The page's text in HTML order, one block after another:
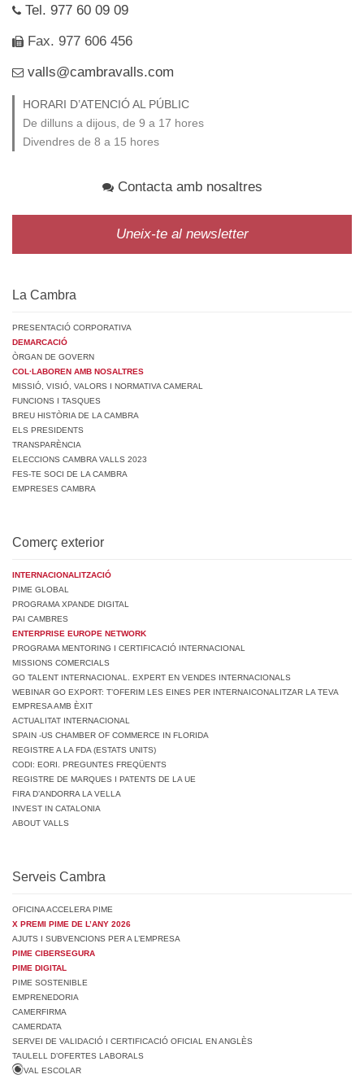
Tel. 977 60 09 09
Fax. 977 606 456
valls@cambravalls.com
HORARI D’ATENCIÓ AL PÚBLIC
De dilluns a dijous, de 9 a 17 hores
Divendres de 8 a 15 hores
Contacta amb nosaltres
Uneix-te al newsletter
La Cambra
PRESENTACIÓ CORPORATIVA
DEMARCACIÓ
ÒRGAN DE GOVERN
COL·LABOREN AMB NOSALTRES
MISSIÓ, VISIÓ, VALORS I NORMATIVA CAMERAL
FUNCIONS I TASQUES
BREU HISTÒRIA DE LA CAMBRA
ELS PRESIDENTS
TRANSPARÈNCIA
ELECCIONS CAMBRA VALLS 2023
FES-TE SOCI DE LA CAMBRA
EMPRESES CAMBRA
Comerç exterior
INTERNACIONALITZACIÓ
PIME GLOBAL
PROGRAMA XPANDE DIGITAL
PAI CAMBRES
ENTERPRISE EUROPE NETWORK
PROGRAMA MENTORING I CERTIFICACIÓ INTERNACIONAL
MISSIONS COMERCIALS
GO TALENT INTERNACIONAL. EXPERT EN VENDES INTERNACIONALS
WEBINAR GO EXPORT: T’OFERIM LES EINES PER INTERNAICONALITZAR LA TEVA
EMPRESA AMB ÈXIT
ACTUALITAT INTERNACIONAL
SPAIN -US CHAMBER OF COMMERCE IN FLORIDA
REGISTRE A LA FDA (ESTATS UNITS)
CODI: EORI. PREGUNTES FREQÜENTS
REGISTRE DE MARQUES I PATENTS DE LA UE
FIRA D’ANDORRA LA VELLA
INVEST IN CATALONIA
ABOUT VALLS
Serveis Cambra
OFICINA ACCELERA PIME
X PREMI PIME DE L’ANY 2026
AJUTS I SUBVENCIONS PER A L’EMPRESA
PIME CIBERSEGURA
PIME DIGITAL
PIME SOSTENIBLE
EMPRENEDORIA
CAMERFIRMA
CAMERDATA
SERVEI DE VALIDACIÓ I CERTIFICACIÓ OFICIAL EN ANGLÈS
TAULELL D’OFERTES LABORALS
VAL ESCOLAR